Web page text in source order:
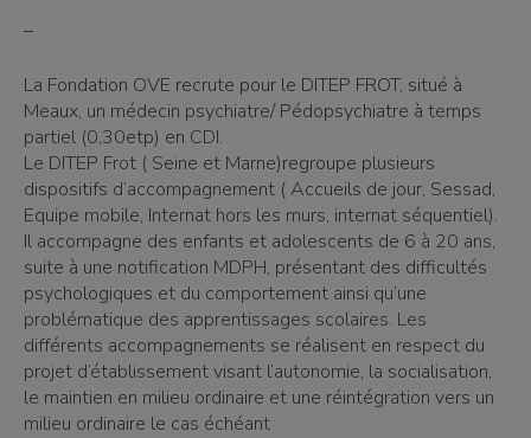
–
La Fondation OVE recrute pour le DITEP FROT, situé à
Meaux, un médecin psychiatre/ Pédopsychiatre à temps
partiel (0,30etp) en CDI.
Le DITEP Frot ( Seine et Marne)regroupe plusieurs
dispositifs d’accompagnement ( Accueils de jour, Sessad,
Equipe mobile, Internat hors les murs, internat séquentiel).
Il accompagne des enfants et adolescents de 6 à 20 ans,
suite à une notification MDPH, présentant des difficultés
psychologiques et du comportement ainsi qu’une
problématique des apprentissages scolaires. Les
différents accompagnements se réalisent en respect du
projet d’établissement visant l’autonomie, la socialisation,
le maintien en milieu ordinaire et une réintégration vers un
milieu ordinaire le cas échéant